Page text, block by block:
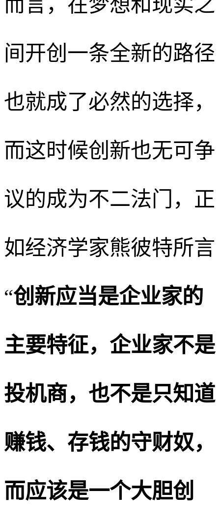
而言，在梦想和现实之
间开创一条全新的路径
也就成了必然的选择，
而这时候创新也无可争
议的成为不二法门，正
如经济学家熊彼特所言
“创新应当是企业家的
主要特征，企业家不是
投机商，也不是只知道
赚钱、存钱的守财奴，
而应该是一个大胆创